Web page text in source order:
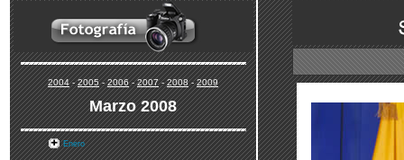
2004-2005-2006-2007-2008-2009
Marzo 2008
Enero